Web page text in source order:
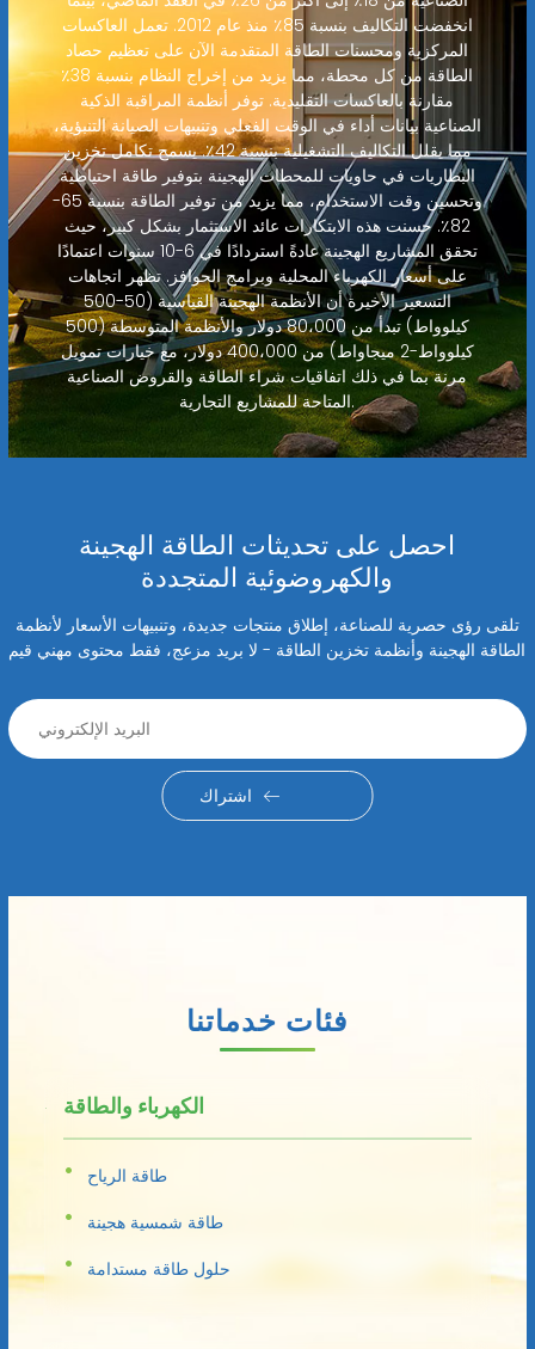
انخفضت التكاليف بنسبة 85٪ منذ عام 2012. تعمل العاكسات
المركزية ومحسنات الطاقة المتقدمة الآن على تعظيم حصاد
الطاقة من كل محطة، مما يزيد من إخراج النظام بنسبة 38٪
مقارنة بالعاكسات التقليدية. توفر أنظمة المراقبة الذكية
الصناعية بيانات أداء في الوقت الفعلي وتنبيهات الصيانة التنبؤية،
مما يقلل التكاليف التشغيلية بنسبة 42٪. يسمح تكامل تخزين
البطاريات في حاويات للمحطات الهجينة بتوفير طاقة احتياطية
وتحسين وقت الاستخدام، مما يزيد من توفير الطاقة بنسبة 65-
82٪. حسنت هذه الابتكارات عائد الاستثمار بشكل كبير، حيث
تحقق المشاريع الهجينة عادةً استردادًا في 6-10 سنوات اعتمادًا
على أسعار الكهرباء المحلية وبرامج الحوافز. تظهر اتجاهات
التسعير الأخيرة أن الأنظمة الهجينة القياسية (50-500
كيلوواط) تبدأ من 80،000 دولار والأنظمة المتوسطة (500
كيلوواط-2 ميجاواط) من 400،000 دولار، مع خيارات تمويل
مرنة بما في ذلك اتفاقيات شراء الطاقة والقروض الصناعية
المتاحة للمشاريع التجارية.
احصل على تحديثات الطاقة الهجينة
والكهروضوئية المتجددة
تلقى رؤى حصرية للصناعة، إطلاق منتجات جديدة، وتنبيهات الأسعار لأنظمة
الطاقة الهجينة وأنظمة تخزين الطاقة - لا بريد مزعج، فقط محتوى مهني قيم
اشتراك
فئات خدماتنا
الكهرباء والطاقة
طاقة الرياح
طاقة شمسية هجينة
حلول طاقة مستدامة